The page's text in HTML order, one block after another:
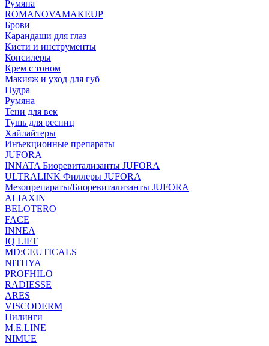
Румяна
ROMANOVAMAKEUP
Брови
Карандаши для глаз
Кисти и инструменты
Консилеры
Крем с тоном
Макияж и уход для губ
Пудра
Румяна
Тени для век
Тушь для ресниц
Хайлайтеры
Инъекционные препараты
JUFORA
INNATA Биоревитализанты JUFORA
ULTRALINK Филлеры JUFORA
Мезопрепараты/Биоревитализанты JUFORA
ALIAXIN
BELOTERO
FACE
INNEA
IQ LIFT
MD:CEUTICALS
NITHYA
PROFHILO
RADIESSE
ARES
VISCODERM
Пилинги
M.E.LINE
NIMUE